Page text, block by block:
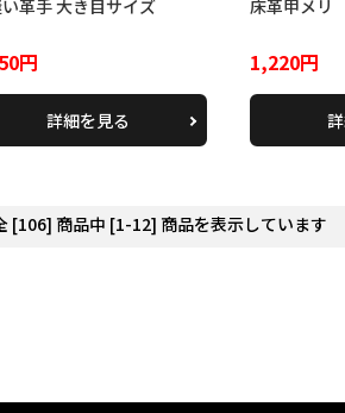
革手 大き目サイズ
円
詳細を見る
床革甲メリ
1,220円
[106] 商品中 [1-12] 商品を表示しています